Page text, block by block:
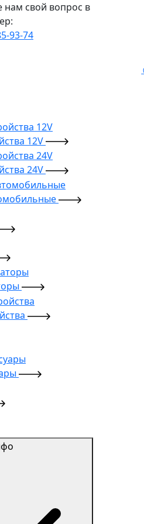
свой вопрос в
93-74
12V
24V